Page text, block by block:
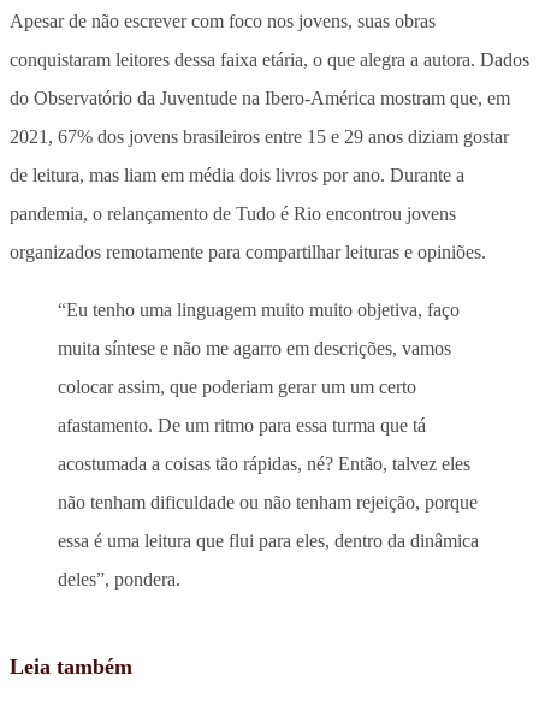
Apesar de não escrever com foco nos jovens, suas obras
conquistaram leitores dessa faixa etária, o que alegra a autora. Dados
do Observatório da Juventude na Ibero-América mostram que, em
2021, 67% dos jovens brasileiros entre 15 e 29 anos diziam gostar
de leitura, mas liam em média dois livros por ano. Durante a
pandemia, o relançamento de Tudo é Rio encontrou jovens
organizados remotamente para compartilhar leituras e opiniões.
“Eu tenho uma linguagem muito muito objetiva, faço
muita síntese e não me agarro em descrições, vamos
colocar assim, que poderiam gerar um um certo
afastamento. De um ritmo para essa turma que tá
acostumada a coisas tão rápidas, né? Então, talvez eles
não tenham dificuldade ou não tenham rejeição, porque
essa é uma leitura que flui para eles, dentro da dinâmica
deles”, pondera.
Leia também